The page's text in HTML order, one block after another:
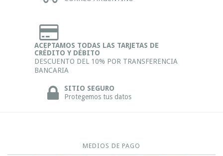
ACEPTAMOS TODAS LAS TARJETAS DE
CRÉDITO Y DÉBITO
DESCUENTO DEL 10% POR TRANSFERENCIA
BANCARIA
SITIO SEGURO
Protegemos tus datos
MEDIOS DE PAGO